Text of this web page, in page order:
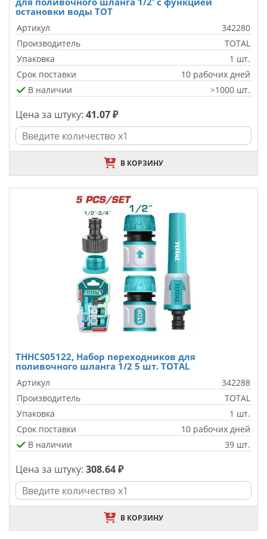
остановки воды TOT
Артикул
342280
Производитель
TOTAL
Упаковка
1 шт.
Срок поставки
10 рабочих дней
В наличии
>1000 шт.
Цена за штуку: 41.07 ₽
В КОРЗИНУ
THHCS05122, Набор переходников для
поливочного шланга 1/2 5 шт. TOTAL
Артикул
342288
Производитель
TOTAL
Упаковка
1 шт.
Срок поставки
10 рабочих дней
В наличии
39 шт.
Цена за штуку: 308.64 ₽
В КОРЗИНУ